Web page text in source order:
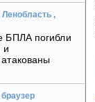
Ленобласть ,
БПЛА погибли
и
браузер